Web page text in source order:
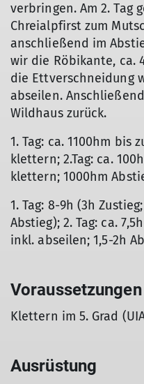
verbringen. Am 2. Tag
Chreialpfirst zum
anschließend im
wir die Röbikante, ca.
die Ettverschneidung
abseilen.
Wildhaus zurück.
1. Tag: ca. 1100hm bis
klettern; 2.Tag: ca.
klettern; 1000hm
1. Tag: 8-9h (3h
Abstieg); 2. Tag: ca.
inkl. abseilen; 1,5-2h
Voraussetzungen
Klettern im 5. Grad
Ausrüstung